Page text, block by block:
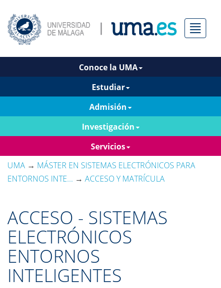
Menú
Conoce la UMA
Estudiar
Admisión
Investigación
Servicios
UMA → MÁSTER EN SISTEMAS ELECTRÓNICOS PARA
ENTORNOS INTE... → ACCESO Y MATRÍCULA
ACCESO - SISTEMAS
ELECTRÓNICOS
ENTORNOS
INTELIGENTES